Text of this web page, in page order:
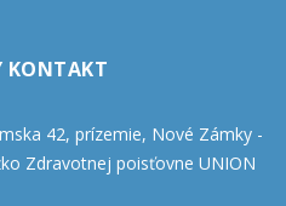
KONTAKT
42, prízemie, Nové Zámky -
Zdravotnej poisťovne UNION